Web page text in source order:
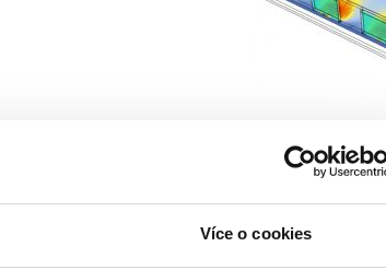
Více o cookies
člověk sice tráví většinu času ne venku jako v
a zastínění vypočítává v projektové
prokazuje měření intenzity denního osvětlení.